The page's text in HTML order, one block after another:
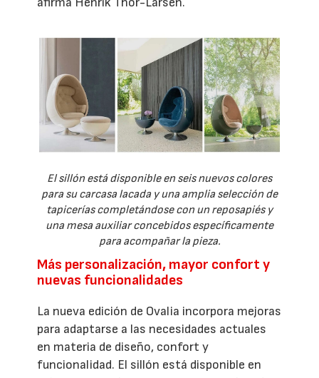
El sillón está disponible en seis nuevos colores
para su carcasa lacada y una amplia selección de
tapicerías completándose con un reposapiés y
una mesa auxiliar concebidos específicamente
para acompañar la pieza.
Más personalización, mayor confort y
nuevas funcionalidades
La nueva edición de Ovalia incorpora mejoras
para adaptarse a las necesidades actuales
en materia de diseño, confort y
funcionalidad. El sillón está disponible en